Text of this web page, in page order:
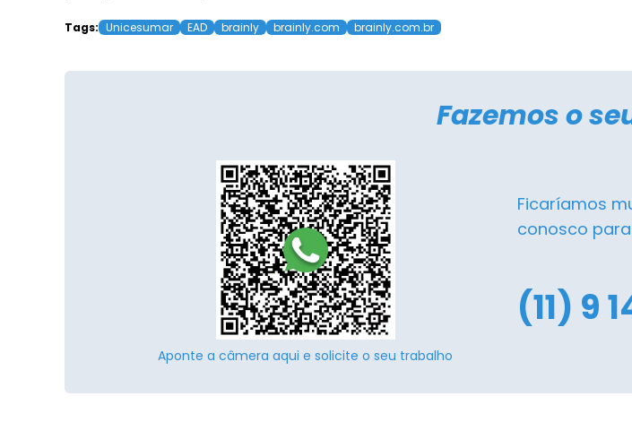
Tags: Unicesumar EAD brainly brainly.com brainly.com.br
Fazemos o
Aponte a câmera aqui e solicite o seu trabalho
Ficaríamos
conosco
(11) 9